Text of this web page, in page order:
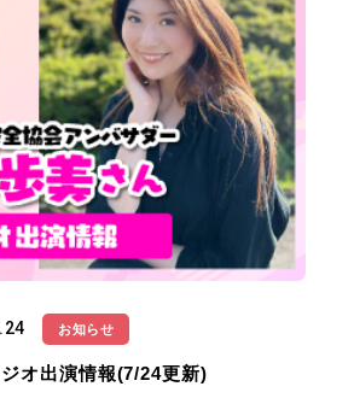
お知らせ
オ出演情報(7/24更新)